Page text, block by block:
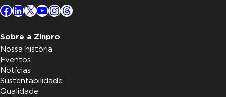
Facebook
LinkedIn
X YouTube
Instagram
Threads
Sobre a Zinpro
Nossa história
Eventos
Notícias
Sustentabilidade
Qualidade